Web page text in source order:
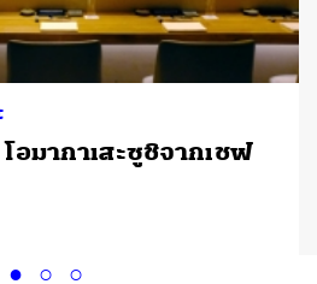
อมากาเสะซูชิจากเชฟ